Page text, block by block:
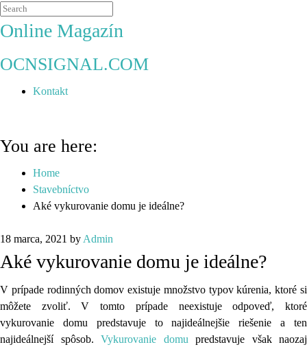
Online Magazín
OCNSIGNAL.COM
Kontakt
You are here:
Home
Stavebníctvo
Aké vykurovanie domu je ideálne?
18 marca, 2021 by Admin
Aké vykurovanie domu je ideálne?
V prípade rodinných domov existuje množstvo typov kúrenia, ktoré si
môžete zvoliť. V tomto prípade neexistuje odpoveď, ktoré
vykurovanie domu predstavuje to najideálnejšie riešenie a ten
najideálnejší spôsob. Vykurovanie domu predstavuje však naozaj